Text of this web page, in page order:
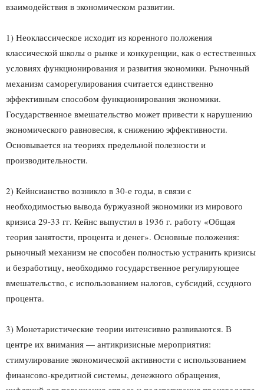
взаимодействия в экономическом развитии.
1) Неоклассическое исходит из коренного положения
классической школы о рынке и конкуренции, как о естественных
условиях функционирования и развития экономики. Рыночный
механизм саморегулирования считается единственно
эффективным способом функционирования экономики.
Государственное вмешательство может привести к нарушению
экономического равновесия, к снижению эффективности.
Основывается на теориях предельной полезности и
производительности.
2) Кейнсианство возникло в 30-е годы, в связи с
необходимостью вывода буржуазной экономики из мирового
кризиса 29-33 гг. Кейнс выпустил в 1936 г. работу «Общая
теория занятости, процента и денег». Основные положения:
рыночный механизм не способен полностью устранить кризисы
и безработицу, необходимо государственное регулирующее
вмешательство, с использованием налогов, субсидий, ссудного
процента.
3) Монетаристические теории интенсивно развиваются. В
центре их внимания — антикризисные мероприятия:
стимулирование экономической активности с использованием
финансово-кредитной системы, денежного обращения,